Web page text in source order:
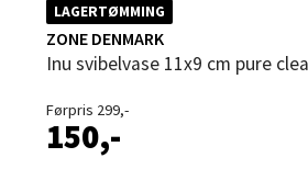
LAGERTØMMING
ZONE DENMARK
Inu svibelvase 11x9 cm pure
Førpris 299,-
150,-
Sortland - Sortland
Strangata 26, 8400 Sortland
Åpent i dag 10-19
0 i butikk